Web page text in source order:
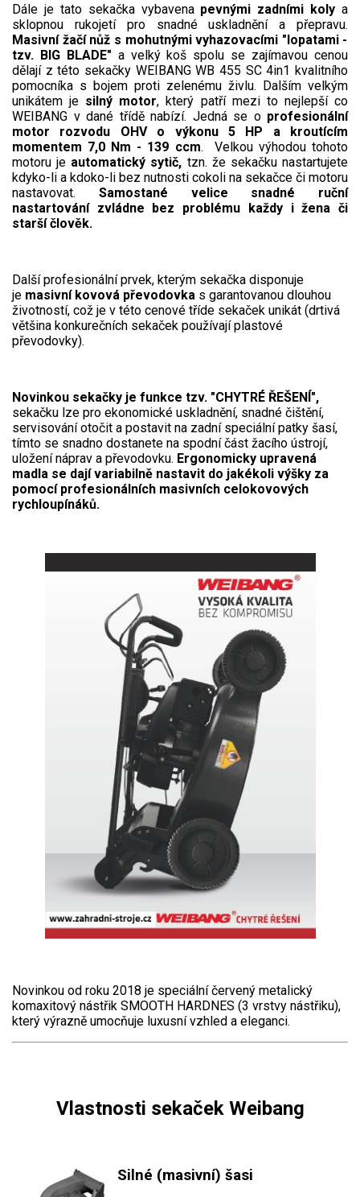
Štěpkovače a drtiče
Elektrické skútry
Elektrické tříkolky
Elektrické tříkolky pro seniory
Elektrické tříkolky pracovní
Elektrické čtyřkolky
Náhradní díly pro motorové pily
Zahradní traktory
Řetězové pily
Dále je tato sekačka vybavena pevnými zadními koly a
sklopnou rukojetí pro snadné uskladnění a přepravu.
Masivní žačí nůž s mohutnými vyhazovacími "lopatami -
tzv. BIG BLADE" a velký koš spolu se zajímavou cenou
dělají z této sekačky WEIBANG WB 455 SC 4in1 kvalitního
pomocníka s bojem proti zelenému živlu. Dalším velkým
unikátem je silný motor, který patří mezi to nejlepší co
WEIBANG v dané třídě nabízí. Jedná se o profesionální
motor rozvodu OHV o výkonu 5 HP a kroutícím
momentem 7,0 Nm - 139 ccm. Velkou výhodou tohoto
motoru je automatický sytič, tzn. že sekačku nastartujete
kdyko-li a kdoko-li bez nutnosti cokoli na sekačce či motoru
nastavovat. Samostané velice snadné ruční
nastartování zvládne bez problému každy i žena či
starší člověk.
Další profesionální prvek, kterým sekačka disponuje
je masivní kovová převodovka s garantovanou dlouhou
životností, což je v této cenové tříde sekaček unikát (drtivá
většina konkurečních sekaček používají plastové
převodovky).
Novinkou sekačky je funkce tzv. "CHYTRÉ ŘEŠENÍ",
sekačku lze pro ekonomické uskladnění, snadné čištění,
servisování otočit a postavit na zadní speciální patky šasí,
tímto se snadno dostanete na spodní část žacího ústrojí,
uložení náprav a převodovku. Ergonomicky upravená
madla se dají variabilně nastavit do jakékoli výšky za
pomocí profesionálních masivních celokovových
rychloupínáků.
Novinkou od roku 2018 je speciální červený metalický
komaxitový nástřik SMOOTH HARDNES (3 vrstvy nástřiku),
který výrazně umocňuje luxusní vzhled a eleganci.
Vlastnosti sekaček Weibang
Silné (masivní) šasi